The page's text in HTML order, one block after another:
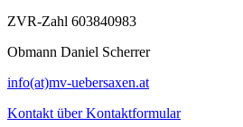
ZVR-Zahl 603840983
Obmann Daniel Scherrer
info(at)mv-uebersaxen.at
Kontakt über Kontaktformular